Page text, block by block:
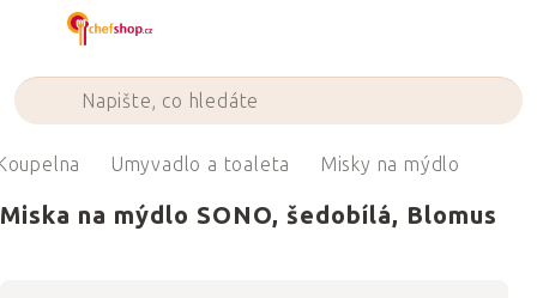
Umyvadlo a toaleta Misky na mýdlo
Miska na mýdlo SONO, šedobílá, Blomus